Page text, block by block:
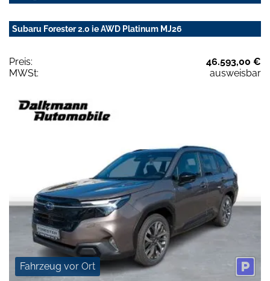
Subaru Forester 2.0 ie AWD Platinum MJ26
Preis:
46.593,00 €
MWSt:
ausweisbar
Fahrzeug vor Ort